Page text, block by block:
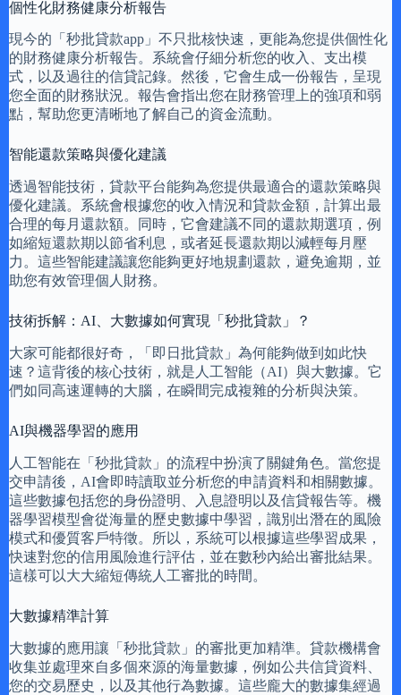
個性化財務健康分析報告
現今的「秒批貸款app」不只批核快速，更能為您提供個性化
的財務健康分析報告。系統會仔細分析您的收入、支出模
式，以及過往的信貸記錄。然後，它會生成一份報告，呈現
您全面的財務狀況。報告會指出您在財務管理上的強項和弱
點，幫助您更清晰地了解自己的資金流動。
智能還款策略與優化建議
透過智能技術，貸款平台能夠為您提供最適合的還款策略與
優化建議。系統會根據您的收入情況和貸款金額，計算出最
合理的每月還款額。同時，它會建議不同的還款期選項，例
如縮短還款期以節省利息，或者延長還款期以減輕每月壓
力。這些智能建議讓您能夠更好地規劃還款，避免逾期，並
助您有效管理個人財務。
技術拆解：AI、大數據如何實現「秒批貸款」？
大家可能都很好奇，「即日批貸款」為何能夠做到如此快
速？這背後的核心技術，就是人工智能（AI）與大數據。它
們如同高速運轉的大腦，在瞬間完成複雜的分析與決策。
AI與機器學習的應用
人工智能在「秒批貸款」的流程中扮演了關鍵角色。當您提
交申請後，AI會即時讀取並分析您的申請資料和相關數據。
這些數據包括您的身份證明、入息證明以及信貸報告等。機
器學習模型會從海量的歷史數據中學習，識別出潛在的風險
模式和優質客戶特徵。所以，系統可以根據這些學習成果，
快速對您的信用風險進行評估，並在數秒內給出審批結果。
這樣可以大大縮短傳統人工審批的時間。
大數據精準計算
大數據的應用讓「秒批貸款」的審批更加精準。貸款機構會
收集並處理來自多個來源的海量數據，例如公共信貸資料、
您的交易歷史，以及其他行為數據。這些龐大的數據集經過